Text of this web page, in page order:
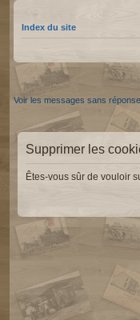
Index du site
Voir les messages sans
Supprimer les
Êtes-vous sûr de vouloir